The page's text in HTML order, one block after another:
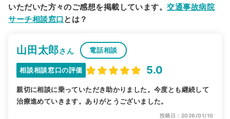
いただいた方々のご感想を掲載しています。交通事故病院
サーチ相談窓口 とは？
山田太郎さん 電話相談
相談相談窓口の評価 5.0
親切に相談に乗っていただき助かりました。今度とも継続して
治療進めていきます。ありがとうございました。
投稿日：2026/01/10